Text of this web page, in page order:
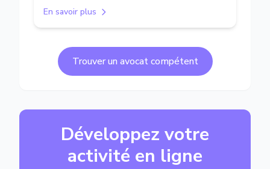
En savoir plus
Trouver un avocat compétent
Développez votre
activité en ligne